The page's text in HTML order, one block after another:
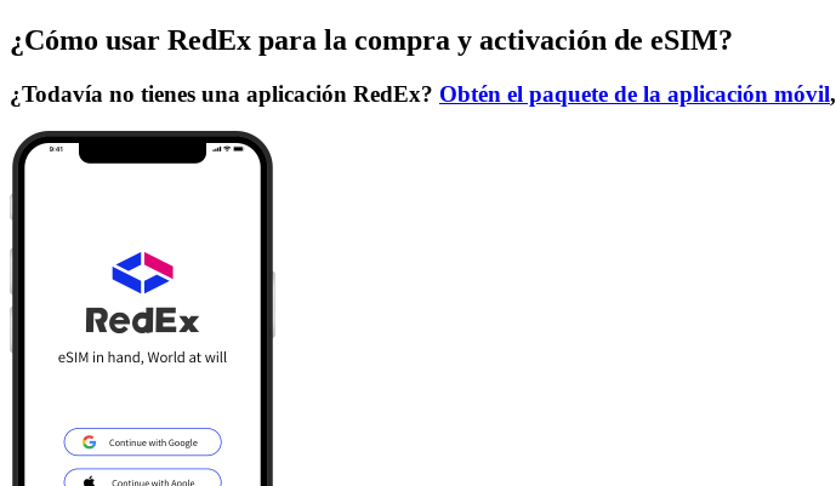
¿Cómo usar RedEx para la compra y activación de eSIM?
¿Todavía no tienes una aplicación RedEx? Obtén el paquete de la aplicación móvil,